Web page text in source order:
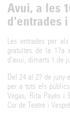
Avui, a les
d'entrades
Les entrades per
gratuïtes de la 17a
d'avui, dimarts 1 de
Del 24 al 27 de juny
per a tots els
Vegas, Rita Payés i
Cor de Teatre i